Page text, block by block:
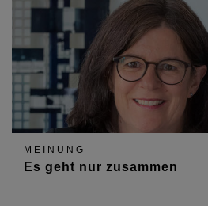
MEINUNG
Es geht nur zusammen